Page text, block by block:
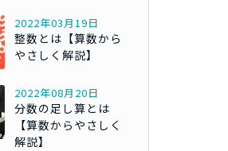
2022年03月19日
整数とは【算数から
やさしく解説】
2022年08月20日
分数の足し算とは
【算数からやさしく
解説】